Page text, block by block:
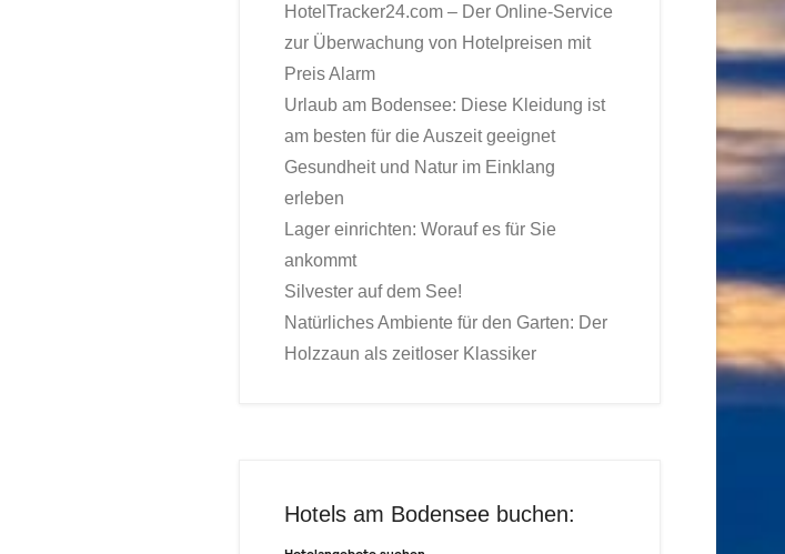
HotelTracker24.com – Der Online-Service
zur Überwachung von Hotelpreisen mit
Preis Alarm
Urlaub am Bodensee: Diese Kleidung ist
am besten für die Auszeit geeignet
Gesundheit und Natur im Einklang
erleben
Lager einrichten: Worauf es für Sie
ankommt
Silvester auf dem See!
Natürliches Ambiente für den Garten: Der
Holzzaun als zeitloser Klassiker
Hotels am Bodensee buchen: